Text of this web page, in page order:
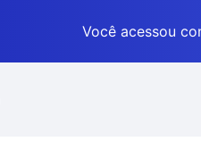
Você acessou